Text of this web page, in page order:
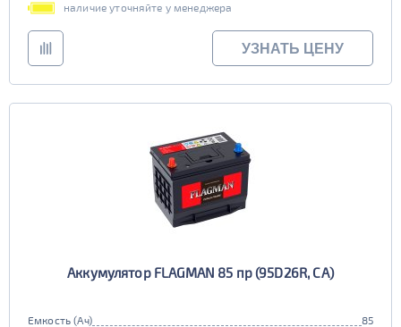
наличие уточняйте у менеджера
УЗНАТЬ ЦЕНУ
Аккумулятор FLAGMAN 85 пр (95D26R, CA)
Емкость (Ач)
85